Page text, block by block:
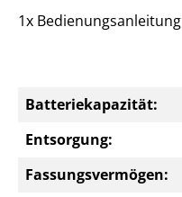
1x Bedienungsanleitung
Batteriekapazität:
Entsorgung:
Fassungsvermögen: